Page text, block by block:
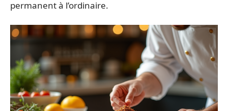
permanent à l’ordinaire.